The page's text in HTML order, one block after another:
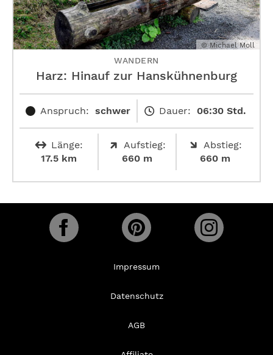
© Michael Moll
WANDERN
Harz: Hinauf zur ­Hanskühnenburg
Anspruch: schwer Dauer: 06:30 Std.
Länge:
17.5 km
Aufstieg:
660 m
Abstieg:
660 m
Impressum
Datenschutz
AGB